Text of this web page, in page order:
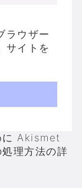
ラウザー
サイトを
に Akismet
理方法の詳